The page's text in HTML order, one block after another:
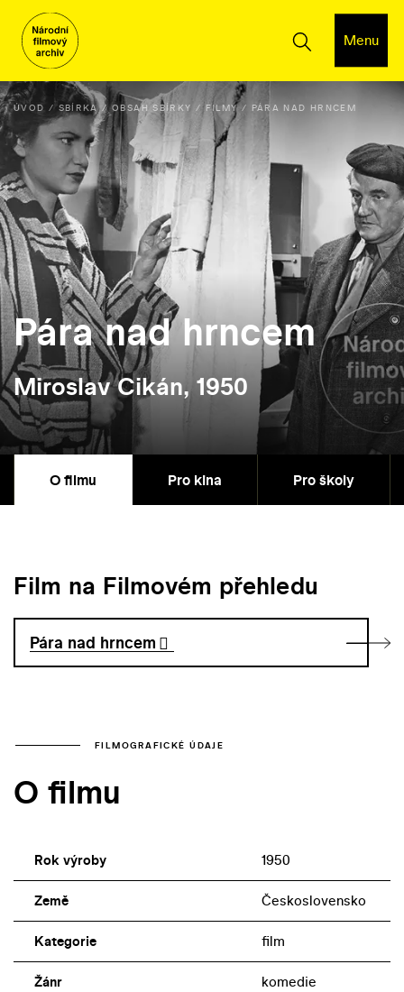
Menu
ÚVOD SBÍRKA OBSAH SBÍRKY FILMY PÁRA NAD HRNCEM
Pára nad hrncem
Miroslav Cikán, 1950
O filmu Pro kina Pro školy
Film na Filmovém přehledu
Pára nad hrncem
FILMOGRAFICKÉ ÚDAJE
O filmu
Rok výroby 1950
Země Československo
Kategorie film
Žánr komedie